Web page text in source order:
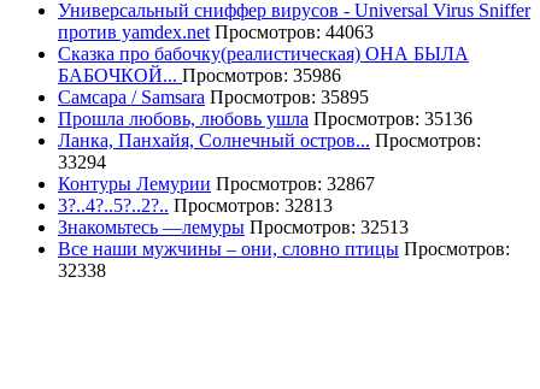
Универсальный сниффер вирусов - Universal Virus Sniffer
против yamdex.net Просмотров: 44063
Сказка про бабочку(реалистическая) ОНА БЫЛА
БАБОЧКОЙ... Просмотров: 35986
Самсара / Samsara Просмотров: 35895
Прошла любовь, любовь ушла Просмотров: 35136
Ланка, Панхайя, Солнечный остров... Просмотров:
33294
Контуры Лемурии Просмотров: 32867
3?..4?..5?..2?.. Просмотров: 32813
Знакомьтесь —лемуры Просмотров: 32513
Все наши мужчины – они, словно птицы Просмотров:
32338